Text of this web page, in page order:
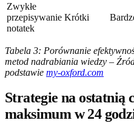
Zwykłe
przepisywanie
notatek
Krótki
Tabela 3: Porównanie
metod nadrabiania wiedzy –
podstawie my-oxford.com
Strategie na ostatnią
maksimum w 24